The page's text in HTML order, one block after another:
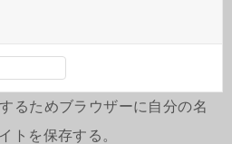
るためブラウザーに自分の名
トを保存する。